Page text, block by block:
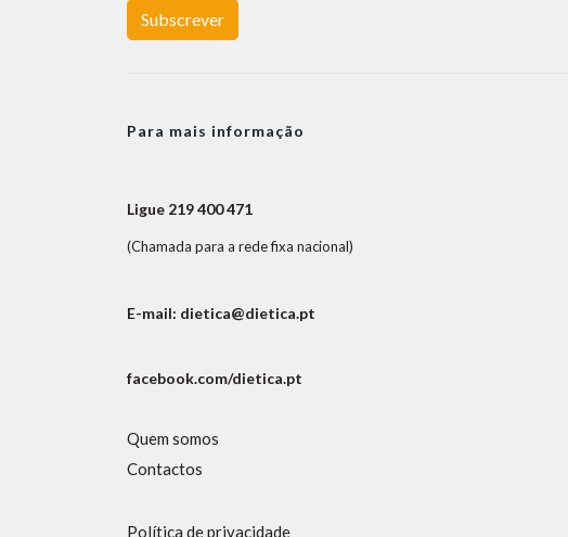
Subscrever
Para mais informação
Ligue 219 400 471
(Chamada para a rede fixa nacional)
E-mail: dietica@dietica.pt
facebook.com/dietica.pt
Quem somos
Contactos
Política de privacidade